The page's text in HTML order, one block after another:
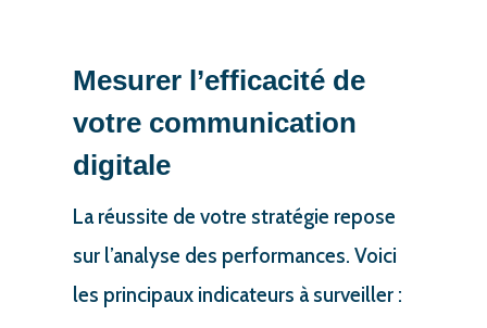
Mesurer l’efficacité de
votre communication
digitale
La réussite de votre stratégie repose
sur l’analyse des performances. Voici
les principaux indicateurs à surveiller :